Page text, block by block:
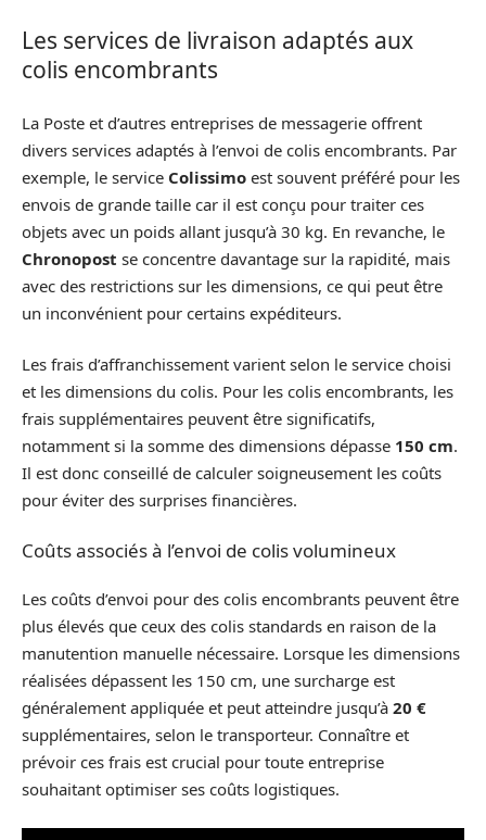
Les services de livraison adaptés aux
colis encombrants
La Poste et d’autres entreprises de messagerie offrent
divers services adaptés à l’envoi de colis encombrants. Par
exemple, le service Colissimo est souvent préféré pour les
envois de grande taille car il est conçu pour traiter ces
objets avec un poids allant jusqu’à 30 kg. En revanche, le
Chronopost se concentre davantage sur la rapidité, mais
avec des restrictions sur les dimensions, ce qui peut être
un inconvénient pour certains expéditeurs.
Les frais d’affranchissement varient selon le service choisi
et les dimensions du colis. Pour les colis encombrants, les
frais supplémentaires peuvent être significatifs,
notamment si la somme des dimensions dépasse 150 cm.
Il est donc conseillé de calculer soigneusement les coûts
pour éviter des surprises financières.
Coûts associés à l’envoi de colis volumineux
Les coûts d’envoi pour des colis encombrants peuvent être
plus élevés que ceux des colis standards en raison de la
manutention manuelle nécessaire. Lorsque les dimensions
réalisées dépassent les 150 cm, une surcharge est
généralement appliquée et peut atteindre jusqu’à 20 €
supplémentaires, selon le transporteur. Connaître et
prévoir ces frais est crucial pour toute entreprise
souhaitant optimiser ses coûts logistiques.